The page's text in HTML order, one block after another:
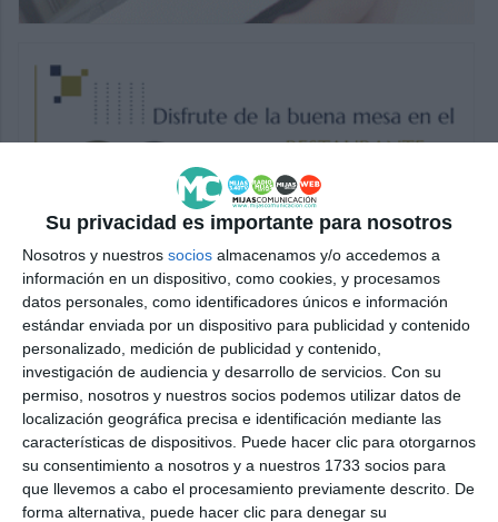
Su privacidad es importante para nosotros
Nosotros y nuestros socios almacenamos y/o accedemos a
información en un dispositivo, como cookies, y procesamos
datos personales, como identificadores únicos e información
estándar enviada por un dispositivo para publicidad y contenido
personalizado, medición de publicidad y contenido,
investigación de audiencia y desarrollo de servicios. Con su
permiso, nosotros y nuestros socios podemos utilizar datos de
localización geográfica precisa e identificación mediante las
características de dispositivos. Puede hacer clic para otorgarnos
su consentimiento a nosotros y a nuestros 1733 socios para
que llevemos a cabo el procesamiento previamente descrito. De
forma alternativa, puede hacer clic para denegar su